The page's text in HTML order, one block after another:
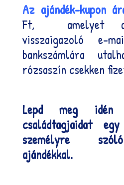
Az ajándék-kupon
Ft, amelyet a
visszaigazoló e-
bankszámlára
rózsaszín csekken
Lepd meg idén
családtagjaidat
személyre
ajándékkal.